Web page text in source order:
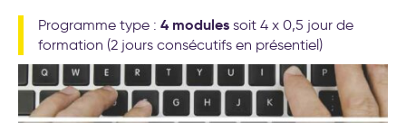
Programme type : 4 modules soit 4 x 0,5 jour de
formation (2 jours consécutifs en présentiel)